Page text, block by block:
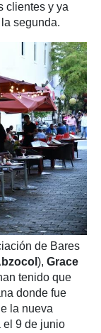
clientes y ya
segunda.
de Bares
), Grace
tenido que
donde fue
la nueva
el 9 de junio